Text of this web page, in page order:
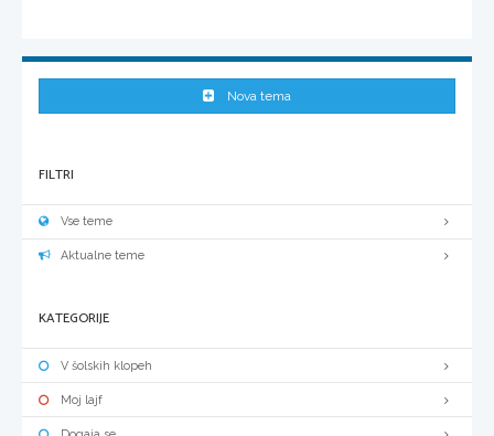
Nova tema
FILTRI
Vse teme
Aktualne teme
KATEGORIJE
V šolskih klopeh
Moj lajf